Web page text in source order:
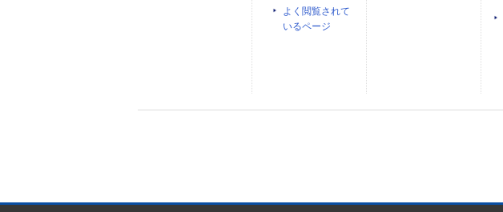
よく閲覧されて
いるページ